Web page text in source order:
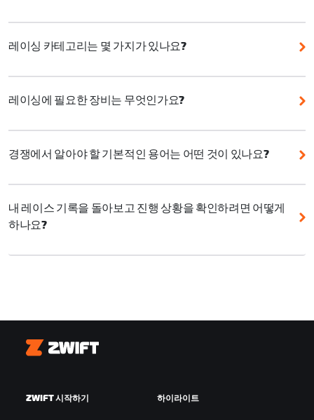
Zwift는 초보자를 포함해 누구나 참여할 수 있는 다양한
특히 거리와 고도를 이해하는 것이 중요합니다.
ZRacing 월간 시리즈는 초보자에게 좋은 시리즈로, 매월
새로운 테마와 함께 매주 하나의 스테이지, 하루 중 여러
는 한 시간 이내로 완료할 수 있습니다. ZRacing 월간 시
리즈는 Zwift 레이싱 점수를 활용하기 때문에 능력 수준
있습니다.여기에서 ZRacing 월간 시리즈에 등록하거나,
Zwift는 다양한 구성 또는 특정 경쟁 유형에 맞춘 여러
레이싱 카테고리는 몇 가지가 있나요?
Zwift 레이싱 점수 시스템에는 5가지 표준 카테고리가
이싱 퍼포먼스와 파워 출력에 따라 라이더를 경쟁 그룹
690-1000
350-520
레이싱에 필요한 장비는 무엇인가요?
Zwift에서 경쟁하는 데 최고급 장비가 필요하지는 않습
면 시작할 수 있습니다.
레이싱 경쟁 환경을 업그레이드하고 싶다면 다음을 고려
해 보세요.
통풍: 선풍기를 틀어 체온을 적절하게 유지합니다.
를 더 정확하게 유지합니다.
물병과 음식: 충분한 수분과 음식을 섭취하고 선풍기를
장비에 관한 자세한 내용은 여기에서 확인하실 수 있습
경쟁에서 알아야 할 기본적인 용어는 어떤 것이 있나요?
Ride On:게임 내 다른 라이더에게 응원과 격려를 보내
PowerUp:
게임 내 퍼포먼스 부스터입니다. 자세한 내용은여기에
을 제치는 것입니다. 일반적으로 브레이크어웨이를 시작
하거나 메인 그룹이 라이딩 속도를 높이도록 유도하기
위해 사용합니다.
(펠로톤)에서 스프린트로 빠져나가 선두 자리를 확보하
내 레이스 기록을 돌아보고 진행 상황을 확인하려면 어떻게
하나요?
Zwift.com의 레이싱 프로필에서 레이스 기록과 퍼포먼
Zwift
ZWIFT 시작하기 하이라이트